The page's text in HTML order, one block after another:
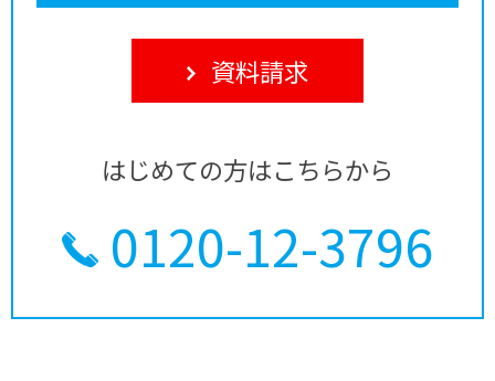
資料請求
はじめての方はこちらから
0120-12-3796